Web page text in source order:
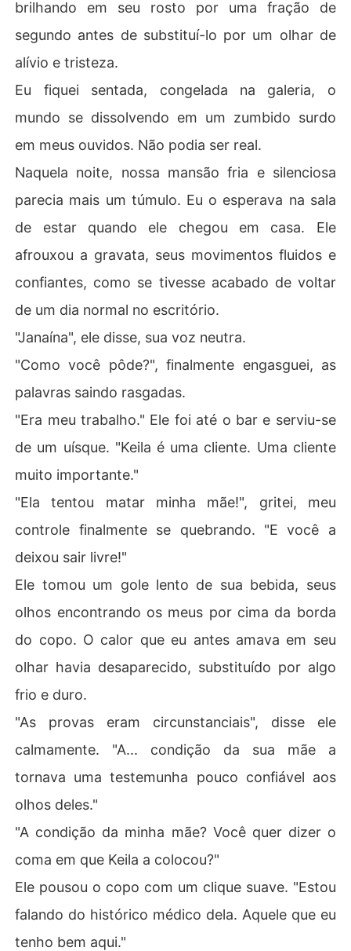
brilhando em seu rosto por uma fração de
segundo antes de substituí-lo por um olhar de
alívio e tristeza.
Eu fiquei sentada, congelada na galeria, o
mundo se dissolvendo em um zumbido surdo
em meus ouvidos. Não podia ser real.
Naquela noite, nossa mansão fria e silenciosa
parecia mais um túmulo. Eu o esperava na sala
de estar quando ele chegou em casa. Ele
afrouxou a gravata, seus movimentos fluidos e
confiantes, como se tivesse acabado de voltar
de um dia normal no escritório.
"Janaína", ele disse, sua voz neutra.
"Como você pôde?", finalmente engasguei, as
palavras saindo rasgadas.
"Era meu trabalho." Ele foi até o bar e serviu-se
de um uísque. "Keila é uma cliente. Uma cliente
muito importante."
"Ela tentou matar minha mãe!", gritei, meu
controle finalmente se quebrando. "E você a
deixou sair livre!"
Ele tomou um gole lento de sua bebida, seus
olhos encontrando os meus por cima da borda
do copo. O calor que eu antes amava em seu
olhar havia desaparecido, substituído por algo
frio e duro.
"As provas eram circunstanciais", disse ele
calmamente. "A... condição da sua mãe a
tornava uma testemunha pouco confiável aos
olhos deles."
"A condição da minha mãe? Você quer dizer o
coma em que Keila a colocou?"
Ele pousou o copo com um clique suave. "Estou
falando do histórico médico dela. Aquele que eu
tenho bem aqui."